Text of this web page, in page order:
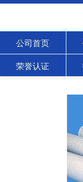
公司首页
荣誉认证